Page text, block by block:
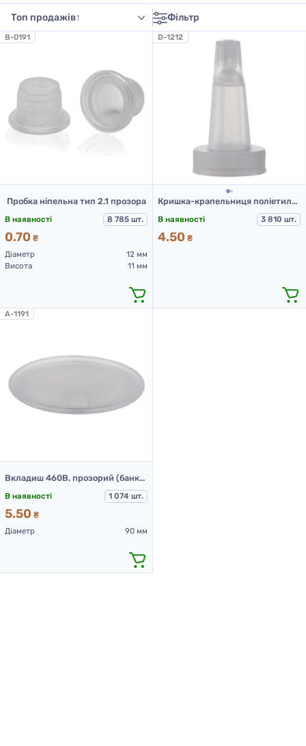
Фільтр
B-0191
Пробка ніпельна тип 2.1 прозора
В наявності 8 785 шт.
0.70 ₴
Діаметр
12 мм
Висота
11 мм
D-1212
Кришка-крапельниця поліетиленова вертикальна типу КППВ-1-20
В наявності 3 810 шт.
4.50 ₴
A-1191
Вкладиш 460В, прозорий (банка 602В 250 мл)
В наявності 1 074 шт.
5.50 ₴
Діаметр
90 мм